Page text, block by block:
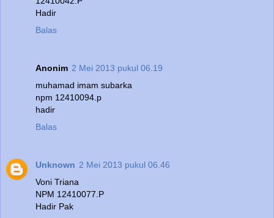
Hadir
Balas
Anonim 2 Mei 2013 pukul 06.19
muhamad imam subarka
npm 12410094.p
hadir
Balas
Unknown 2 Mei 2013 pukul 06.46
Voni Triana
NPM 12410077.P
Hadir Pak